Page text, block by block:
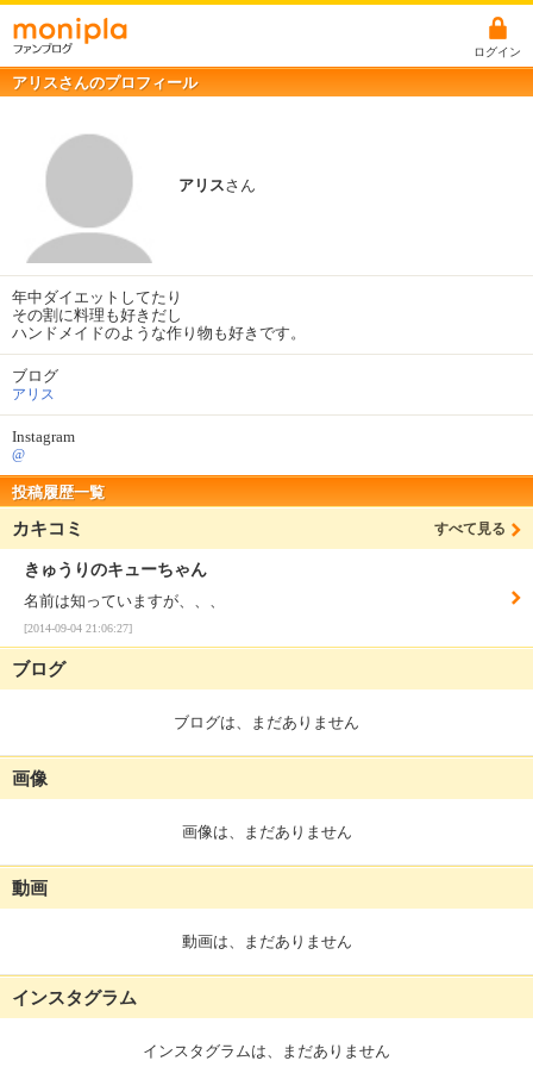
ログイン
アリスさんのプロフィール
アリスさん
年中ダイエットしてたり
その割に料理も好きだし
ハンドメイドのような作り物も好きです。
ブログ
アリス
Instagram
@
投稿履歴一覧
カキコミ すべて見る
きゅうりのキューちゃん
名前は知っていますが、、、
[2014-09-04 21:06:27]
ブログ
ブログは、まだありません
画像
画像は、まだありません
動画
動画は、まだありません
インスタグラム
インスタグラムは、まだありません